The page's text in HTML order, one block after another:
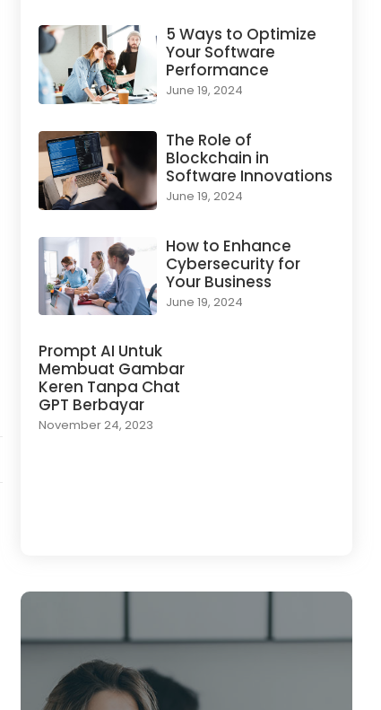
5 Ways to Optimize
Your Software
Performance
June 19, 2024
The Role of
Blockchain in
Software Innovations
June 19, 2024
How to Enhance
Cybersecurity for
Your Business
June 19, 2024
Prompt AI Untuk
Membuat Gambar
Keren Tanpa Chat
GPT Berbayar
November 24, 2023